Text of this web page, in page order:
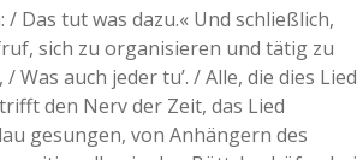
Das tut was dazu.« Und schließlich,
sich zu organisieren und tätig zu
auch jeder tu’. / Alle, die dies Lied
den Nerv der Zeit, das Lied
gesungen, von Anhängern des